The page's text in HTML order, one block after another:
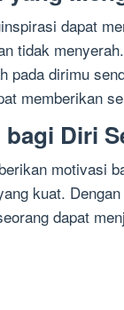
dapat
tidak
pada dirimu
memberikan
Diri
motivasi
kuat.
dapat